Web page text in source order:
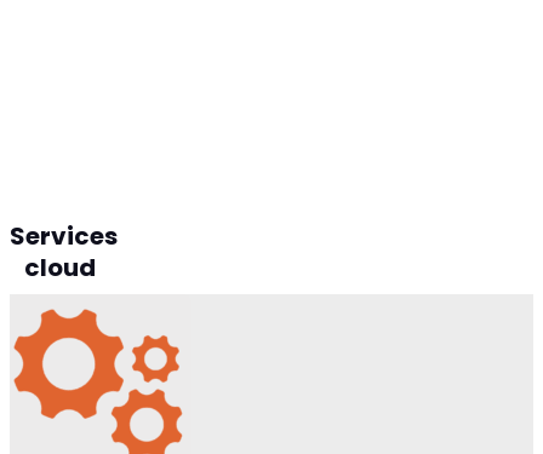
Services
cloud